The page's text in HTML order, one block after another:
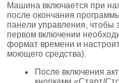
Машина включается при
после окончания
панели управления, чтобы
первом включении
формат времени и
моющего средства).
После включения